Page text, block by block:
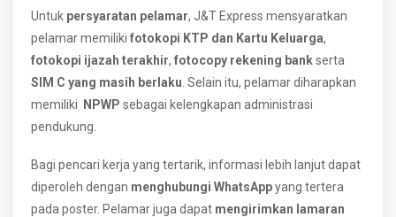
Untuk persyaratan pelamar, J&T Express mensyaratkan
pelamar memiliki fotokopi KTP dan Kartu Keluarga,
fotokopi ijazah terakhir, fotocopy rekening bankserta
SIM C yang masih berlaku . Selain itu, pelamar diharapkan
memiliki
NPWP sebagai kelengkapan administrasi
pendukung.
Bagi pencari kerja yang tertarik, informasi lebih lanjut dapat
diperoleh dengan menghubungi WhatsAppyang tertera
pada poster. Pelamar juga dapat mengirimkan lamaran